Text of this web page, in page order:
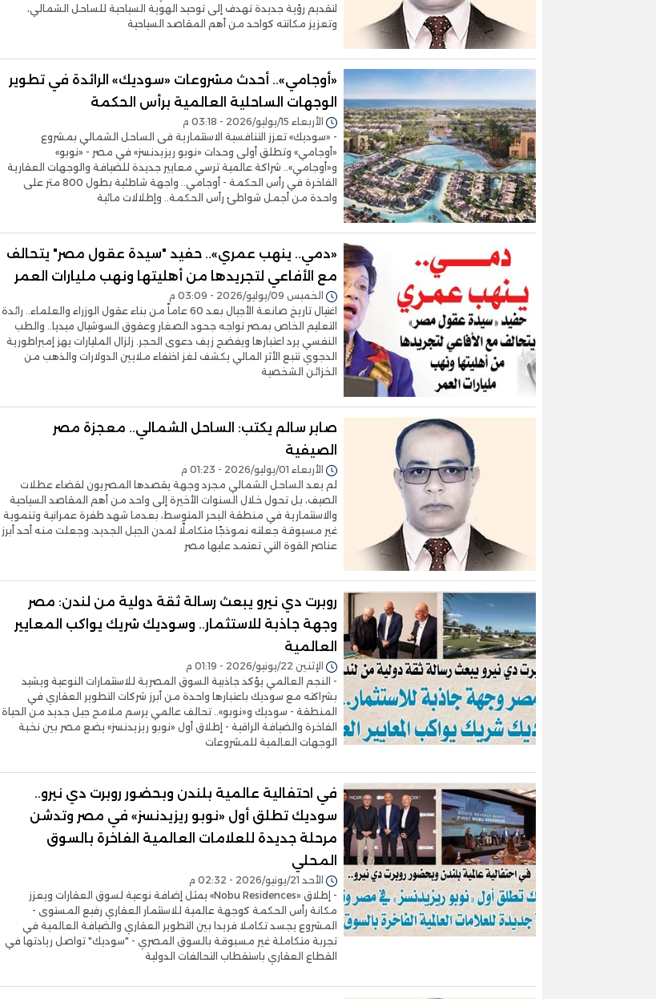
لتقديم رؤية جديدة تهدف إلى توحيد الهوية السياحية للساحل الشمالي،
وتعزيز مكانته كواحد من أهم المقاصد السياحية
«أوجامي».. أحدث مشروعات «سوديك» الرائدة في تطوير
الوجهات الساحلية العالمية برأس الحكمة
الأربعاء 15/يوليو/2026 - 03:18 م
- «سوديك» تعزز التنافسية الاستثمارية فى الساحل الشمالي بمشروع
«أوجامي» وتطلق أولى وحدات «نوبو ريزيدنسز» في مصر - «نوبو»
و«أوجامي».. شراكة عالمية ترسي معايير جديدة للضيافة والوجهات العقارية
الفاخرة في رأس الحكمة - أوجامي.. واجهة شاطئية بطول 800 متر على
واحدة من أجمل شواطئ رأس الحكمة.. وإطلالات مائية
«دمي.. ينهب عمري».. حفيد "سيدة عقول مصر" يتحالف
مع الأفاعي لتجريدها من أهليتها ونهب مليارات العمر
الخميس 09/يوليو/2026 - 03:09 م
اغتيال تاريخ صانعة الأجيال بعد 60 عاماً من بناء عقول الوزراء والعلماء.. رائدة
التعليم الخاص بمصر تواجه جحود الصغار وعقوق السوشيال ميديا.. والطب
النفسي يرد اعتبارها ويفضح زيف دعوى الحجر. زلزال المليارات يهز إمبراطورية
الدجوي تتبع الأثر المالي يكشف لغز اختفاء ملايين الدولارات والذهب من
الخزائن الشخصية
صابر سالم يكتب: الساحل الشمالي.. معجزة مصر
الصيفية
الأربعاء 01/يوليو/2026 - 01:23 م
لم يعد الساحل الشمالي مجرد وجهة يقصدها المصريون لقضاء عطلات
الصيف، بل تحول خلال السنوات الأخيرة إلى واحد من أهم المقاصد السياحية
والاستثمارية في منطقة البحر المتوسط، بعدما شهد طفرة عمرانية وتنموية
غير مسبوقة جعلته نموذجًا متكاملًا لمدن الجيل الجديد، وجعلت منه أحد أبرز
عناصر القوة التي تعتمد عليها مصر
روبرت دي نيرو يبعث رسالة ثقة دولية من لندن: مصر
وجهة جاذبة للاستثمار.. وسوديك شريك يواكب المعايير
العالمية
الإثنين 22/يونيو/2026 - 01:19 م
- النجم العالمي يؤكد جاذبية السوق المصرية للاستثمارات النوعية ويشيد
بشراكته مع سوديك باعتبارها واحدة من أبرز شركات التطوير العقاري في
المنطقة - سوديك و«نوبو».. تحالف عالمي يرسم ملامح جيل جديد من الحياة
الفاخرة والضيافة الراقية - إطلاق أول «نوبو ريزيدنسز» يضع مصر بين نخبة
الوجهات العالمية للمشروعات
في احتفالية عالمية بلندن وبحضور روبرت دي نيرو..
سوديك تطلق أول «نوبو ريزيدنسز» في مصر وتدشن
مرحلة جديدة للعلامات العالمية الفاخرة بالسوق
المحلي
الأحد 21/يونيو/2026 - 02:32 م
- إطلاق «Nobu Residences» يمثل إضافة نوعية لسوق العقارات ويعزز
مكانة رأس الحكمة كوجهة عالمية للاستثمار العقاري رفيع المستوى -
المشروع يجسد تكاملا فريدا بين التطوير العقاري والضيافة العالمية في
تجربة متكاملة غير مسبوقة بالسوق المصري - "سوديك" تواصل ريادتها في
القطاع العقاري باستقطاب التحالفات الدولية